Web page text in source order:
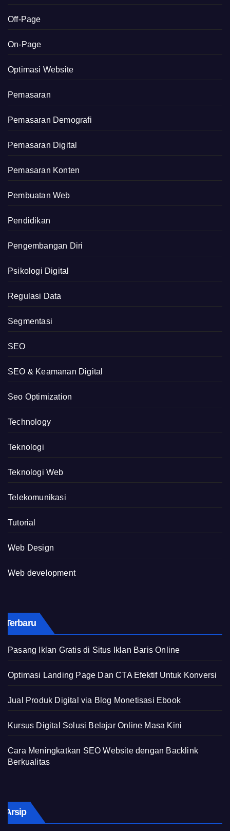
Off-Page
On-Page
Optimasi Website
Pemasaran
Pemasaran Demografi
Pemasaran Digital
Pemasaran Konten
Pembuatan Web
Pendidikan
Pengembangan Diri
Psikologi Digital
Regulasi Data
Segmentasi
SEO
SEO & Keamanan Digital
Seo Optimization
Technology
Teknologi
Teknologi Web
Telekomunikasi
Tutorial
Web Design
Web development
Terbaru
Pasang Iklan Gratis di Situs Iklan Baris Online
Optimasi Landing Page Dan CTA Efektif Untuk Konversi
Jual Produk Digital via Blog Monetisasi Ebook
Kursus Digital Solusi Belajar Online Masa Kini
Cara Meningkatkan SEO Website dengan Backlink
Berkualitas
Arsip